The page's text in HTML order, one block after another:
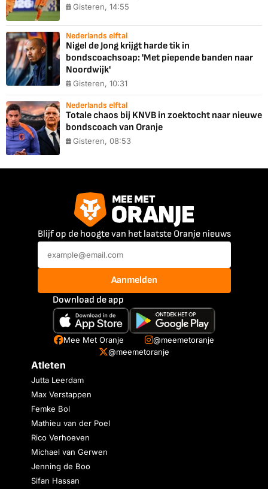
Gisteren, 14:55
Nederlands elftal
Nigel de Jong krijgt harde tik in
bondscoachsoap: 'Met piepende banden naar
Noordwijk'
Gisteren, 10:31
Nederlands elftal
Totale chaos bij KNVB in zoektocht naar nieuwe
bondscoach van Oranje
Gisteren, 08:53
Blijf op de hoogte van het laatste Oranje nieuws
Aanmelden
Download de app
Mee Met Oranje
@meemetoranje
@meemetoranje
Atleten
Jutta Leerdam
Max Verstappen
Femke Bol
Mathieu van der Poel
Rico Verhoeven
Michael van Gerwen
Jenning de Boo
Sifan Hassan